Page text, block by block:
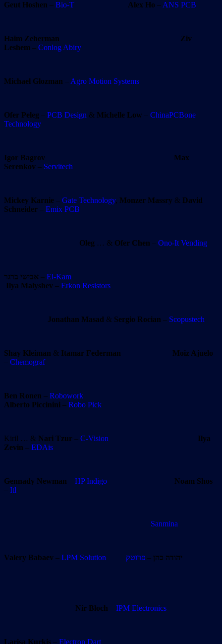
Geut Hoshen – Bio-T Alex Ho – ANS PCB
Haim Zeherman
Ziv
Leshem – Conlog Abiry
Michael Glozman – Agro Motion Systems
Ofer Peleg – PCB Design & Michelle Low – ChinaPCBone
Technology
Igor Bagrov
Max
Serenkov – Servitech
Mickey Karnie – Gate Technology, Monzer Massry & David
Schneider – Emix PCB
Oleg … & Ofer Chen – Ono-It Vending
אבישי ברגר – El-Kam
Ilya Malyshev – Erkon Resistors
Jonathan Masad & Sergio Rocian – Scopustech
Shay Kleiman & Itamar Federman
Moiz Ajuelo
– Chemograf
Ben Ronen – Robowork
Alberto Piccinini – Robo Pick
Kiril … & Nari Tzur – C-Vision
Ilya
Zevin – EDAis
Gennady Newman – HP Indigo
Noam Shos
– Itl
Sanmina
Valery Babaev – LPM Solution יהודה כהן – פרוטק
Nir Bloch – IPM Electronics
Larisa Kurkis – Electron Dart